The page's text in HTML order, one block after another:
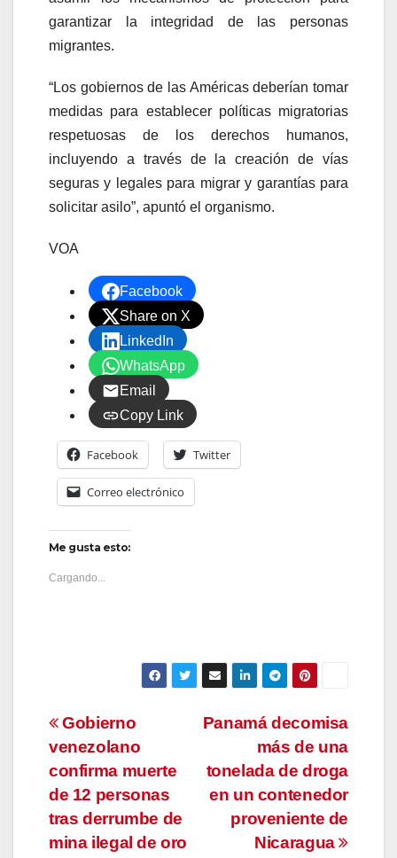
garantizar la integridad de las personas
migrantes.
“Los gobiernos de las Américas deberían tomar
medidas para establecer políticas migratorias
respetuosas de los derechos humanos,
incluyendo a través de la creación de vías
seguras y legales para migrar y garantías para
solicitar asilo”, apuntó el organismo.
VOA
Facebook
Share on X
LinkedIn
WhatsApp
Email
Copy Link
Facebook Twitter
Correo electrónico
Me gusta esto:
Cargando...
Navegación
de
entradas
Panamá decomisa
más de una
tonelada de droga
en un contenedor
proveniente de
Nicaragua
Gobierno
venezolano
confirma muerte
de 12 personas
tras derrumbe de
mina ilegal de oro